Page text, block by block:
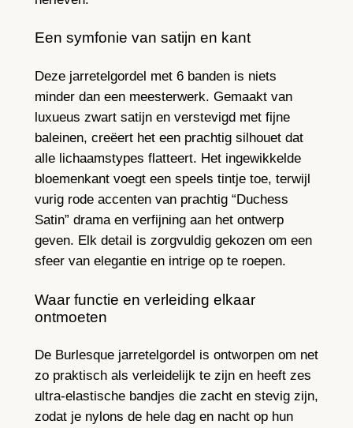
Een symfonie van satijn en kant
Deze jarretelgordel met 6 banden is niets
minder dan een meesterwerk. Gemaakt van
luxueus zwart satijn en verstevigd met fijne
baleinen, creëert het een prachtig silhouet dat
alle lichaamstypes flatteert. Het ingewikkelde
bloemenkant voegt een speels tintje toe, terwijl
vurig rode accenten van prachtig “Duchess
Satin” drama en verfijning aan het ontwerp
geven. Elk detail is zorgvuldig gekozen om een
sfeer van elegantie en intrige op te roepen.
Waar functie en verleiding elkaar
ontmoeten
De Burlesque jarretelgordel is ontworpen om net
zo praktisch als verleidelijk te zijn en heeft zes
ultra-elastische bandjes die zacht en stevig zijn,
zodat je nylons de hele dag en nacht op hun